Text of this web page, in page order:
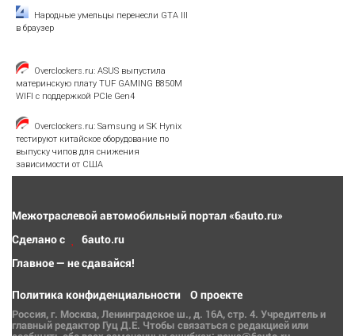
Народные умельцы перенесли GTA III
в браузер
Overclockers.ru: ASUS выпустила
материнскую плату TUF GAMING B850M
WIFI с поддержкой PCIe Gen4
Overclockers.ru: Samsung и SK Hynix
тестируют китайское оборудование по
выпуску чипов для снижения
зависимости от США
Межотраслевой автомобильный портал «6auto.ru»
Сделано с
6auto.ru
Главное — не сдавайся!
Политика конфиденциальности О проекте
Россия, г. Москва, Ленинградское ш., д. 16А, стр. 4. Учредитель и
главный редактор Гуц Д.Е. Чтобы связаться с редакцией или